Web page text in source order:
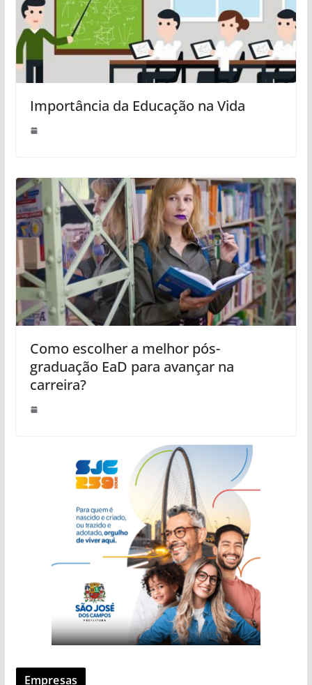
Importância da Educação na Vida
Como escolher a melhor pós-
graduação EaD para avançar na
carreira?
Empresas